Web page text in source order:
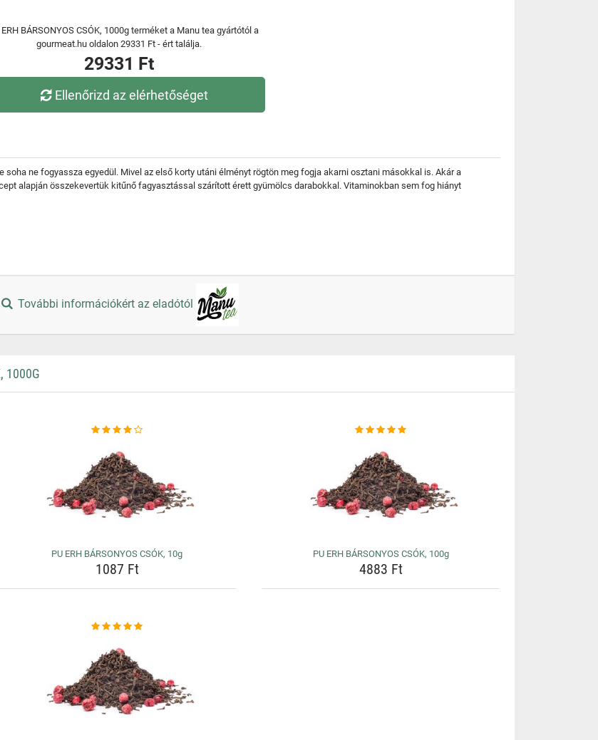
ERH BÁRSONYOS CSÓK, 1000g terméket a Manu tea gyártótól a
gourmeat.hu oldalon 29331 Ft - ért találja.
29331 Ft
Ellenőrizd az elérhetőséget
soha ne fogyassza egyedül. Mivel az első korty utáni élményt rögtön meg fogja akarni osztani másokkal is. Akár a
alapján összekevertük kitűnő fagyasztással szárított érett gyümölcs darabokkal. Vitaminokban sem fog hiányt
További információkért az eladótól
1000G
PU ERH BÁRSONYOS CSÓK, 10g
1087 Ft
PU ERH BÁRSONYOS CSÓK, 100g
4883 Ft